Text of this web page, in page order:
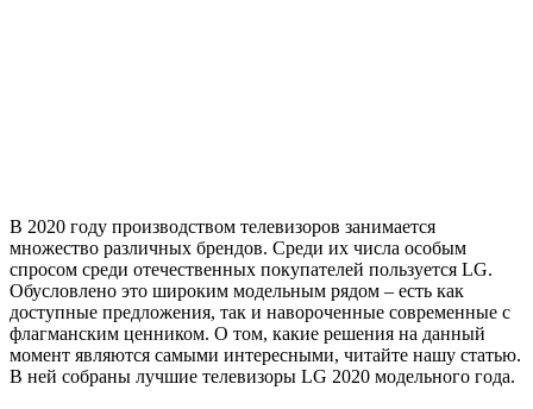
В 2020 году производством телевизоров занимается
множество различных брендов. Среди их числа особым
спросом среди отечественных покупателей пользуется LG.
Обусловлено это широким модельным рядом – есть как
доступные предложения, так и навороченные современные с
флагманским ценником. О том, какие решения на данный
момент являются самыми интересными, читайте нашу статью.
В ней собраны лучшие телевизоры LG 2020 модельного года.